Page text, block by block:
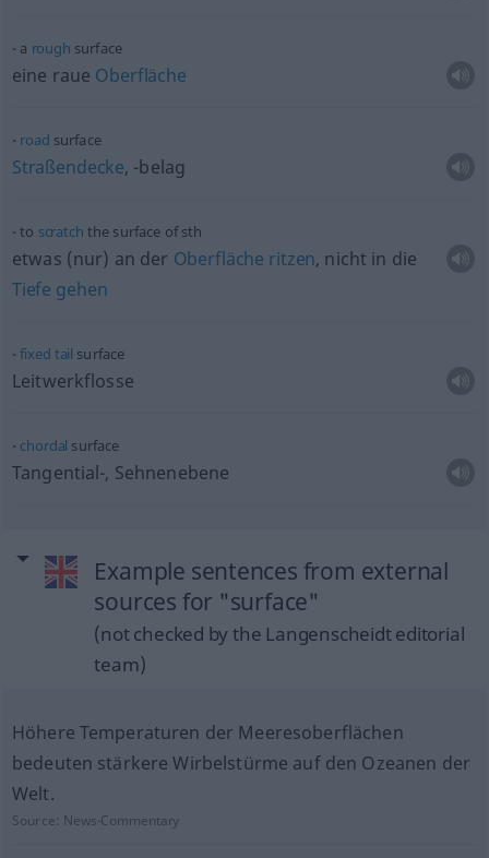
a rough surface
eine raue Oberfläche
road surface
Straßendecke, -belag
to scratch the surface ofsth
etwas (nur) an der Oberfläche ritzen, nicht in die
Tiefe gehen
fixed tail surface
Leitwerkflosse
chordal surface
Tangential-, Sehnenebene
Example sentences from external
sources for "surface"
(not checked by the Langenscheidt editorial
team)
Höhere Temperaturen der Meeresoberflächen
bedeuten stärkere Wirbelstürme auf den Ozeanen der
Welt.
Source: News-Commentary